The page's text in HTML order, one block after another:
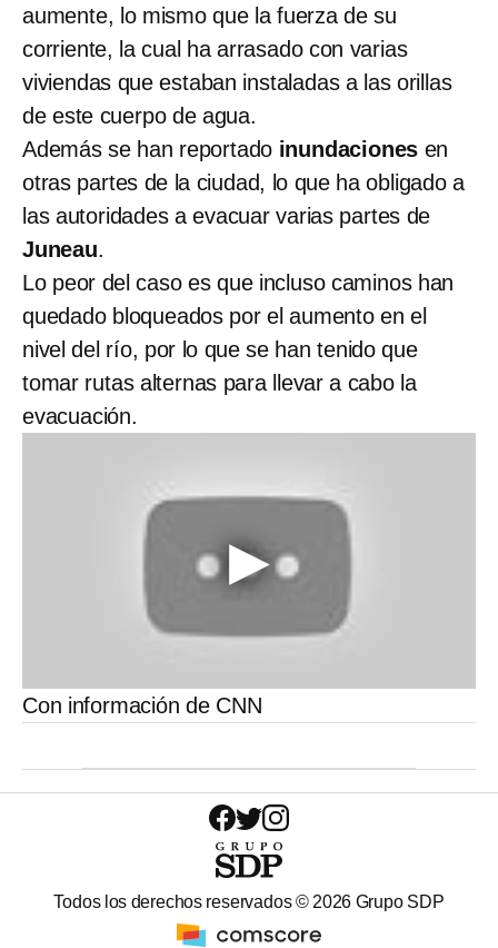
aumente, lo mismo que la fuerza de su
corriente, la cual ha arrasado con varias
viviendas que estaban instaladas a las orillas
de este cuerpo de agua.
Además se han reportado inundaciones en
otras partes de la ciudad, lo que ha obligado a
las autoridades a evacuar varias partes de
Juneau.
Lo peor del caso es que incluso caminos han
quedado bloqueados por el aumento en el
nivel del río, por lo que se han tenido que
tomar rutas alternas para llevar a cabo la
evacuación.
Con información de CNN
Todos los derechos reservados ©2026 Grupo SDP